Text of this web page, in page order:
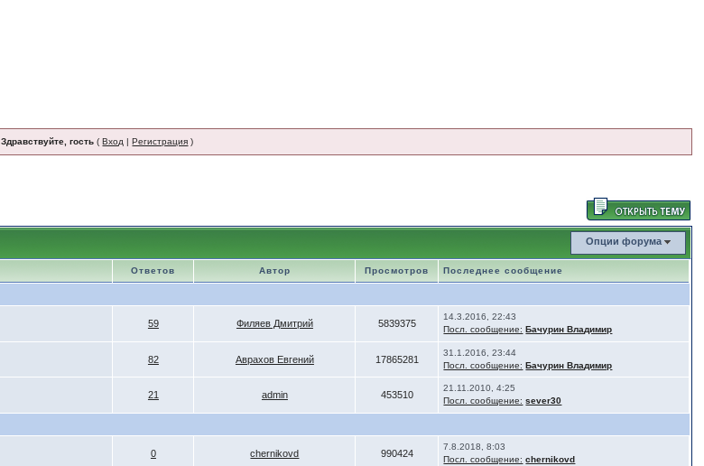
Здравствуйте, гость (Вход |Регистрация )
Опции форума
Ответов Автор Просмотров Последнее сообщение
59 Филяев Дмитрий 5839375
14.3.2016, 22:43
Посл. сообщение: Бачурин Владимир
82 Аврахов Евгений 17865281
31.1.2016, 23:44
Посл. сообщение: Бачурин Владимир
21 admin 453510
21.11.2010, 4:25
Посл. сообщение: sever30
0 chernikovd 990424
7.8.2018, 8:03
Посл. сообщение: chernikovd